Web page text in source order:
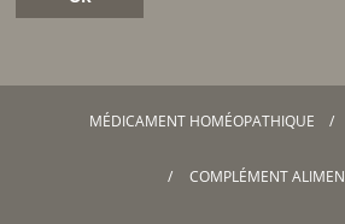
MÉDICAMENT HOMÉOPATHIQUE
COMPLÉMENT